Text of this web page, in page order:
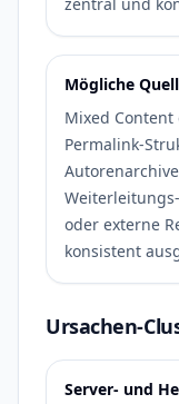
Mögliche
Mixed
Permalink-
oder externe
konsistent
Ursachen-
Server- und